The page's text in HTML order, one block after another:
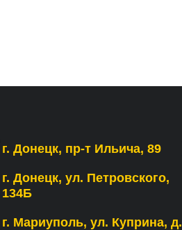
г. Донецк, пр-т Ильича, 89
г. Донецк, ул. Петровского,
134Б
г. Мариуполь, ул. Куприна, д.